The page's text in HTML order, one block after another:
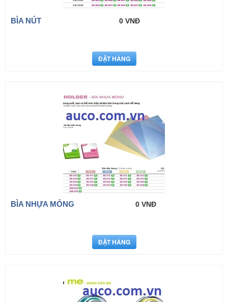
BÌA NÚT 0 VNĐ
BÌA NHỰA MỎNG 0 VNĐ